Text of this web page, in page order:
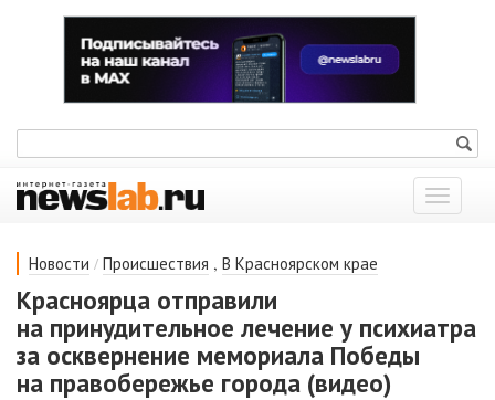
Показать
меню
Новости / Происшествия , В Красноярском крае
Красноярца отправили
на принудительное лечение у психиатра
за осквернение мемориала Победы
на правобережье города (видео)